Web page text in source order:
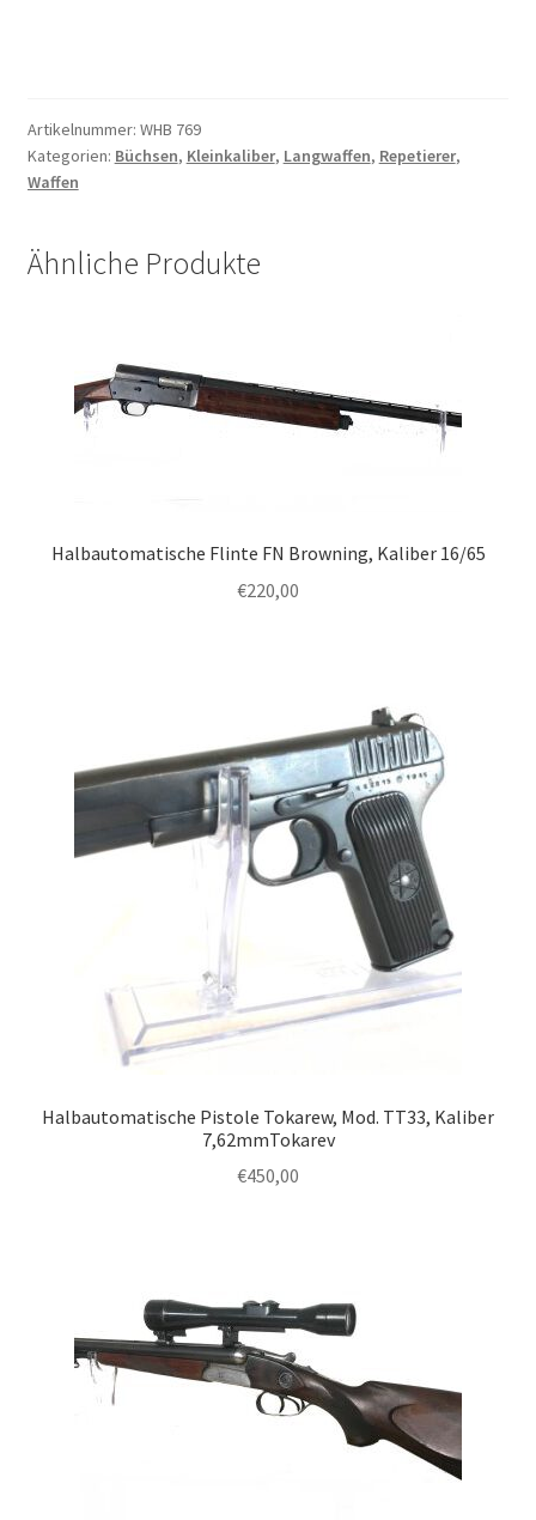
Artikelnummer: WHB 769
Kategorien: Büchsen, Kleinkaliber, Langwaffen, Repetierer,
Waffen
Ähnliche Produkte
Halbautomatische Flinte FN Browning, Kaliber 16/65
€220,00
Halbautomatische Pistole Tokarew, Mod. TT33, Kaliber
7,62mmTokarev
€450,00